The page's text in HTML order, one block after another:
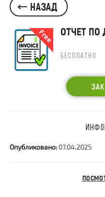
НАЗАД
ОТЧЕТ ПО
БЕСПЛАТНО
Опубликовано: 07.04.2025